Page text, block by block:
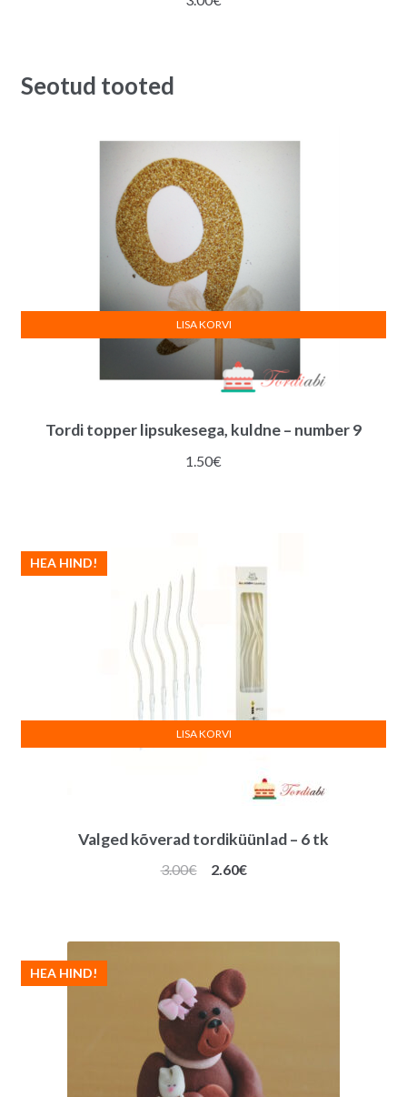
Seotud tooted
Tordi topper lipsukesega, kuldne – number 9
1.50€
LISA KORVI
Valged kõverad tordiküünlad – 6 tk
HEA HIND!
3.00€
Algne
2.60€Praegune
LISA KORVI
HEA HIND!